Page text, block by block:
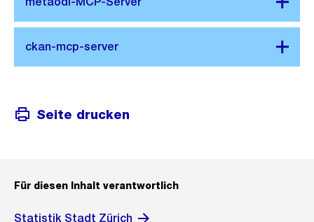
Seite drucken
Für diesen Inhalt verantwortlich
Statistik Stadt Zürich